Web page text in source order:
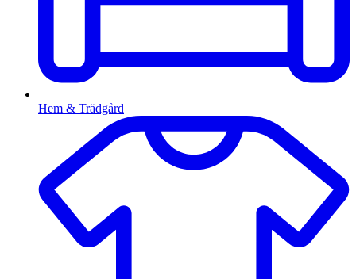
Hem & Trädgård